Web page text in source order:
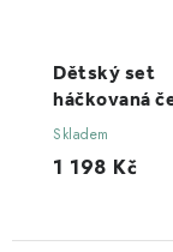
Dětský set
háčkovaná
šál b nature
Skladem
1 198 Kč